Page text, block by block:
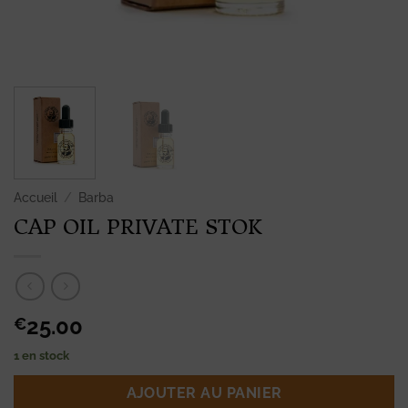
Accueil Barba
CAP OIL PRIVATE STOK
€25.00
1 en stock
AJOUTER AU PANIER